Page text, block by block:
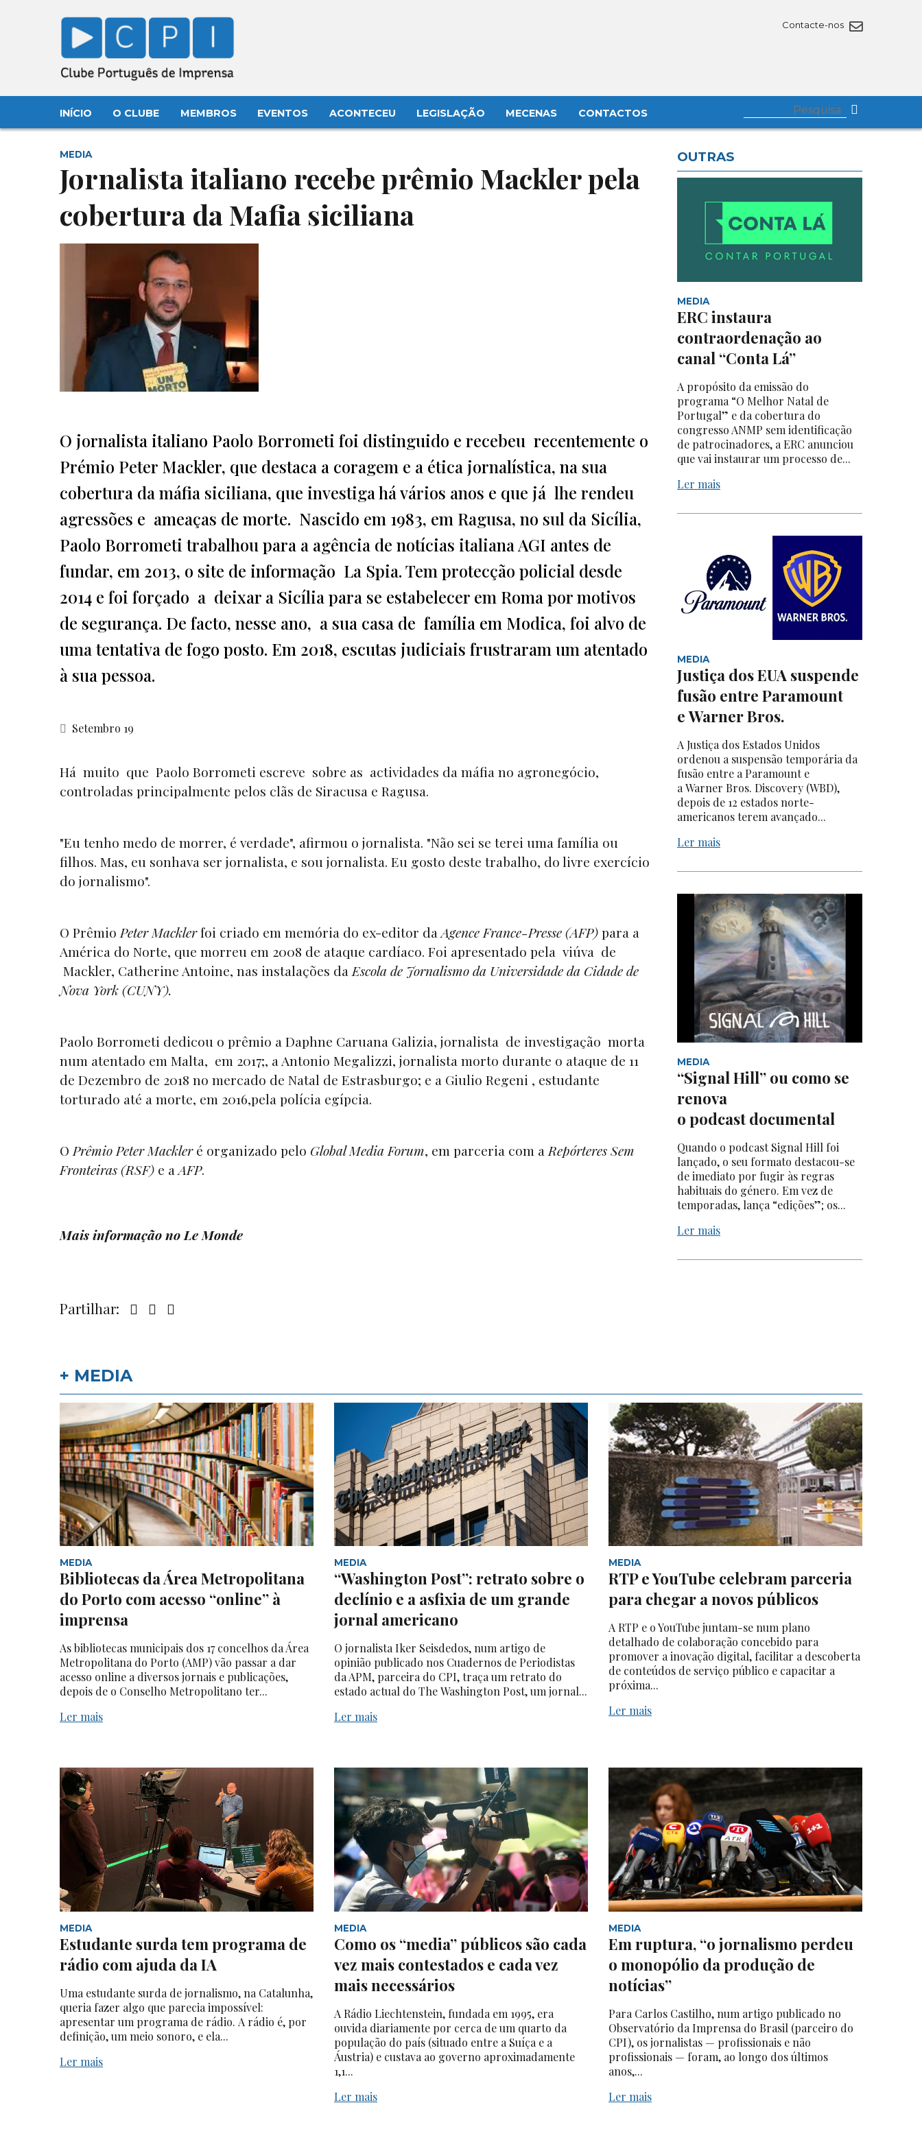
Contacte-nos
INÍCIO O CLUBE MEMBROS EVENTOS ACONTECEU LEGISLAÇÃO MECENAS CONTACTOS
MEDIA
Jornalista italiano recebe prêmio Mackler pela
cobertura da Mafia siciliana
O jornalista italiano Paolo Borrometi foi distinguido e recebeu recentemente o
Prémio Peter Mackler, que destaca a coragem e a ética jornalística, na sua
cobertura da máfia siciliana, que investiga há vários anos e que já lhe rendeu
agressões e ameaças de morte. Nascido em 1983, em Ragusa, no sul da Sicília,
Paolo Borrometi trabalhou para a agência de notícias italiana AGI antes de
fundar, em 2013, o site de informação La Spia. Tem protecção policial desde
2014 e foi forçado a deixar a Sicília para se estabelecer em Roma por motivos
de segurança. De facto, nesse ano, a sua casa de família em Modica, foi alvo de
uma tentativa de fogo posto. Em 2018, escutas judiciais frustraram um atentado
à sua pessoa.
Setembro 19
Há muito que Paolo Borrometi escreve sobre as actividades da máfia no agronegócio,
controladas principalmente pelos clãs de Siracusa e Ragusa.
"Eu tenho medo de morrer, é verdade", afirmou o jornalista. "Não sei se terei uma família ou
filhos. Mas, eu sonhava ser jornalista, e sou jornalista. Eu gosto deste trabalho, do livre exercício
do jornalismo".
O Prêmio Peter Macklerfoi criado em memória do ex-editor daAgence France-Presse (AFP)para a
América do Norte, que morreu em 2008 de ataque cardíaco. Foi apresentado pela viúva de
Mackler, Catherine Antoine, nas instalações da Escola de Jornalismo da Universidade da Cidade de
Nova York (CUNY).
Paolo Borrometi dedicou o prêmio a Daphne Caruana Galizia, jornalista de investigação morta
num atentado em Malta, em 2017;, a Antonio Megalizzi, jornalista morto durante o ataque de 11
de Dezembro de 2018 no mercado de Natal de Estrasburgo; e a Giulio Regeni , estudante
torturado até a morte, em 2016,pela polícia egípcia.
OPrêmio Peter Mackleré organizado pelo Global Media Forum, em parceria com aRepórteres Sem
Fronteiras (RSF) e aAFP.
Mais informação no Le Monde
Partilhar:
OUTRAS
MEDIA
ERC instaura
contraordenação ao
canal “Conta Lá”
A propósito da emissão do
programa “O Melhor Natal de
Portugal” e da cobertura do
congresso ANMP sem identificação
de patrocinadores, a ERC anunciou
que vai instaurar um processo de...
Ler mais
MEDIA
Justiça dos EUA suspende
fusão entre Paramount
e Warner Bros.
A Justiça dos Estados Unidos
ordenou a suspensão temporária da
fusão entre a Paramount e
a Warner Bros. Discovery (WBD),
depois de 12 estados norte-
americanos terem avançado...
Ler mais
MEDIA
“Signal Hill” ou como se
renova
o podcast documental
Quando o podcast Signal Hill foi
lançado, o seu formato destacou-se
de imediato por fugir às regras
habituais do género. Em vez de
temporadas, lança “edições”; os...
Ler mais
+ MEDIA
MEDIA
Bibliotecas da Área Metropolitana
do Porto com acesso “online” à
imprensa
As bibliotecas municipais dos 17 concelhos da Área
Metropolitana do Porto (AMP) vão passar a dar
acesso online a diversos jornais e publicações,
depois de o Conselho Metropolitano ter...
Ler mais
MEDIA
“Washington Post”: retrato sobre o
declínio e a asfixia de um grande
jornal americano
O jornalista Iker Seisdedos, num artigo de
opinião publicado nos Cuadernos de Periodistas
da APM, parceira do CPI, traça um retrato do
estado actual do The Washington Post, um jornal...
Ler mais
MEDIA
RTP e YouTube celebram parceria
para chegar a novos públicos
A RTP e o YouTube juntam-se num plano
detalhado de colaboração concebido para
promover a inovação digital, facilitar a descoberta
de conteúdos de serviço público e capacitar a
próxima...
Ler mais
MEDIA
Estudante surda tem programa de
rádio com ajuda da IA
Uma estudante surda de jornalismo, na Catalunha,
queria fazer algo que parecia impossível:
apresentar um programa de rádio. A rádio é, por
definição, um meio sonoro, e ela...
Ler mais
MEDIA
Como os “media” públicos são cada
vez mais contestados e cada vez
mais necessários
A Rádio Liechtenstein, fundada em 1995, era
ouvida diariamente por cerca de um quarto da
população do país (situado entre a Suíça e a
Áustria) e custava ao governo aproximadamente
1,1...
Ler mais
MEDIA
Em ruptura, “o jornalismo perdeu
o monopólio da produção de
notícias”
Para Carlos Castilho, num artigo publicado no
Observatório da Imprensa do Brasil (parceiro do
CPI), os jornalistas — profissionais e não
profissionais — foram, ao longo dos últimos
anos,...
Ler mais